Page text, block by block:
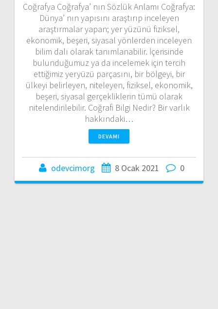
Coğrafya Coğrafya’ nın Sözlük Anlamı Coğrafya:
Dünya’ nın yapısını araştırıp inceleyen
araştırmalar yapan; yer yüzünü fiziksel,
ekonomik, beşeri, siyasal yönlerden inceleyen
bilim dalı olarak tanımlanabilir. İçerisinde
bulunduğumuz ya da incelemek için tercih
ettiğimiz yeryüzü parçasını, bir bölgeyi, bir
ülkeyi belirleyen, niteleyen, fiziksel, ekonomik,
beşeri, siyasal gerçekliklerin tümü olarak
nitelendirilebilir. Coğrafi Bilgi Nedir? Bir varlık
hakkındaki…
DEVAMI
odevcimorg 8 Ocak 2021 0